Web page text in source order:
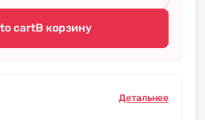
В корзину
Детальнее